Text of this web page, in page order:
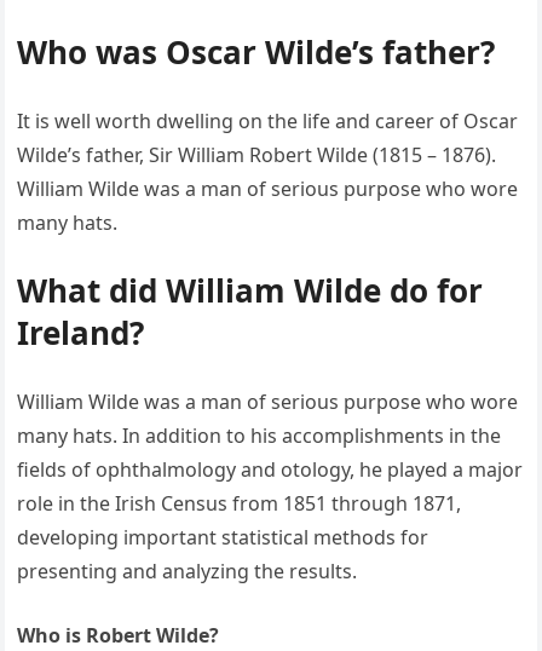
Who was Oscar Wilde’s father?
It is well worth dwelling on the life and career of Oscar
Wilde’s father, Sir William Robert Wilde (1815 – 1876).
William Wilde was a man of serious purpose who wore
many hats.
What did William Wilde do for
Ireland?
William Wilde was a man of serious purpose who wore
many hats. In addition to his accomplishments in the
fields of ophthalmology and otology, he played a major
role in the Irish Census from 1851 through 1871,
developing important statistical methods for
presenting and analyzing the results.
Who is Robert Wilde?